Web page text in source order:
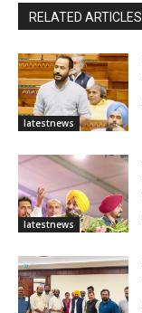
RELATED ARTICLES
latestnews
latestnews